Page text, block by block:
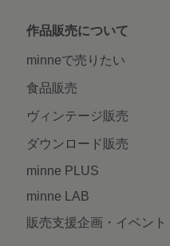
作品販売について
minneで売りたい
食品販売
ヴィンテージ販売
ダウンロード販売
minne PLUS
minne LAB
販売支援企画・イベント